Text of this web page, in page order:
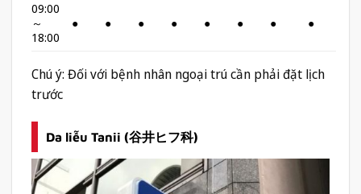
09:00
～
18:00
● ● ● ● ● ● ● ●
Chú ý: Đối với bệnh nhân ngoại trú cần phải đặt lịch
trước
Da liễu Tanii (谷井ヒフ科)